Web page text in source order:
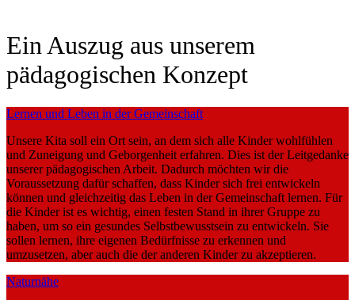
Ein Auszug aus unserem
pädagogischen Konzept
Lernen und Leben in der Gemeinschaft
Unsere Kita soll ein Ort sein, an dem sich alle Kinder wohlfühlen
und Zuneigung und Geborgenheit erfahren. Dies ist der Leitgedanke
unserer pädagogischen Arbeit. Dadurch möchten wir die
Voraussetzung dafür schaffen, dass Kinder sich frei entwickeln
können und gleichzeitig das Leben in der Gemeinschaft lernen. Für
die Kinder ist es wichtig, einen festen Stand in ihrer Gruppe zu
haben, um so ein gesundes Selbstbewusstsein zu entwickeln. Sie
sollen lernen, ihre eigenen Bedürfnisse zu erkennen und
umzusetzen, aber auch die der anderen Kinder zu akzeptieren.
Naturnähe